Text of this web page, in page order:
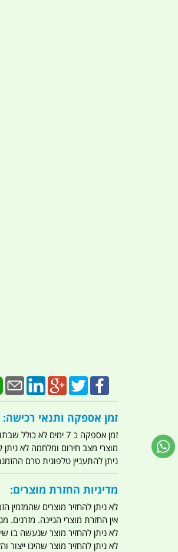
זמן אספקה ותנאי רכישה:
זמן אספקה כ 7 ימים לא כולל שבתות חגים ארועים חריגים מלחמות מגפה מתקפת טרור מתקפת מחשבים
מוצרי מצב חירום ומלחמה לא
ניתן להתעניין טלפונית טרם ההזמנה
מדיניות החזרת מוצרים:
לא ניתן להחזיר מוצרים שהמזמין
אין החזרת מוצרי הגיינה. מזרנים.
לא ניתן להחזיר מוצר שנעשה בו
לא ניתן להחזיר מוצר שהינו